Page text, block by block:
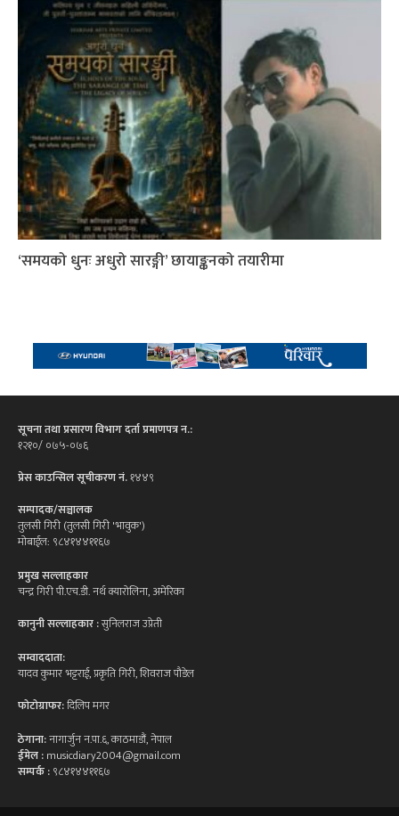
‘समयको धुनः अधुरो सारङ्गी’ छायाङ्कनको तयारीमा
सूचना तथा प्रसारण विभाग दर्ता प्रमाणपत्र न.:
१२१०/ ०७५-०७६
प्रेस काउन्सिल सूचीकरण नं.१४४९
सम्पादक/सञ्चालक
तुलसी गिरी (तुलसी गिरी 'भावुक')
मोबाईल: ९८४१४४११६७
प्रमुख सल्लाहकार
चन्द्र गिरी पी.एच.डी. नर्थ क्यारोलिना, अमेरिका
कानुनी सल्लाहकार :सुनिलराज उप्रेती
सम्वाददाता:
यादव कुमार भट्टराई, प्रकृति गिरी, शिवराज पौडेल
फोटोग्राफर:दिलिप मगर
ठेगाना:नागार्जुन न.पा.६, काठमाडौं, नेपाल
ईमेल :musicdiary2004@gmail.com
सम्पर्क :९८४१४४११६७